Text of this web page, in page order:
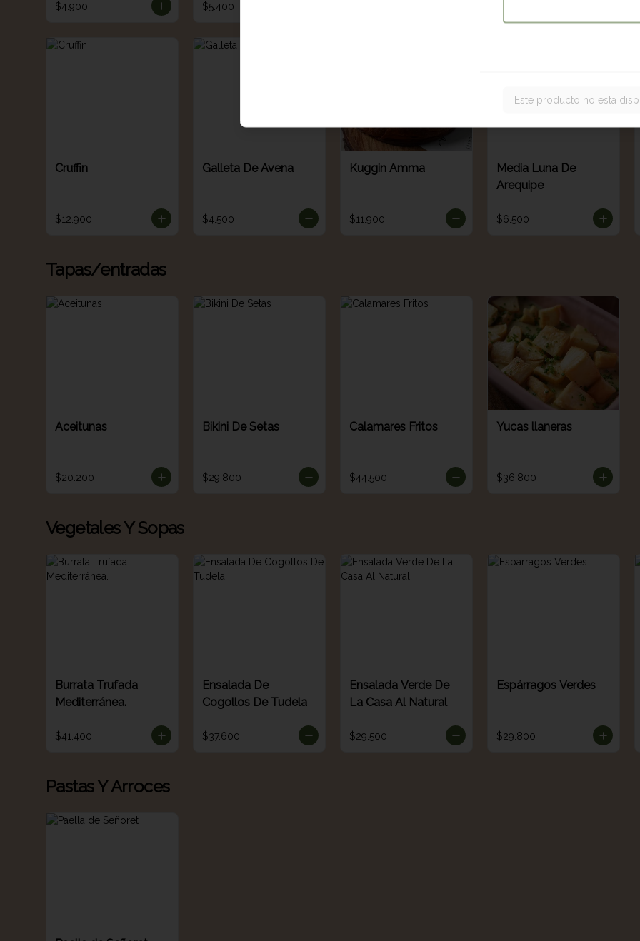
$4.900 $5.400
Cruffin
$12.900
Galleta De Avena
$4.500
Kuggin Amma
$11.900
Media Luna De
Arequipe
$6.500
Tapas/entradas
Aceitunas
$20.200
Bikini De Setas
$29.800
Calamares Fritos
$44.500
Yucas llaneras
$36.800
Vegetales Y Sopas
Burrata Trufada
Mediterránea.
$41.400
Ensalada De
Cogollos De Tudela
$37.600
Ensalada Verde De
La Casa Al Natural
$29.500
Espárragos Verdes
$29.800
Pastas Y Arroces
Este producto no esta